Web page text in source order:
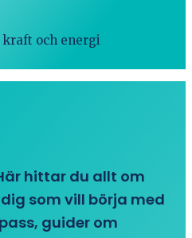
och energi
hittar du allt om
som vill börja med
guider om